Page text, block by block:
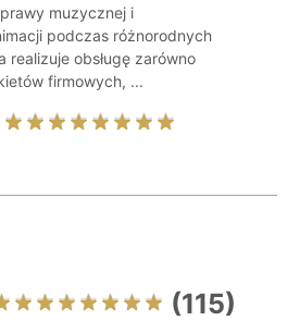
muzycznej i
podczas różnorodnych
realizuje obsługę zarówno
firmowych, ...
(115)